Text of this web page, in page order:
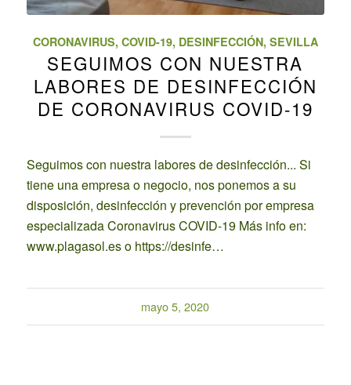
CORONAVIRUS, COVID-19, DESINFECCIÓN, SEVILLA
SEGUIMOS CON NUESTRA
LABORES DE DESINFECCIÓN
DE CORONAVIRUS COVID-19
Seguimos con nuestra labores de desinfección... Si
tiene una empresa o negocio, nos ponemos a su
disposición, desinfección y prevención por empresa
especializada Coronavirus COVID-19 Más info en:
www.plagasol.es o https://desinfe…
mayo 5, 2020